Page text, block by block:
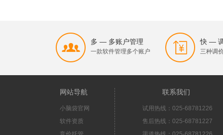
多 — 多账户管理
一款软件管理多个账户
快 —
三种调
网站导航
小脑袋官网
软件资质
联系我们
试用热线：025-68781226
售后热线：025-68781227